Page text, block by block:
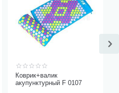
Коврик+валик
акупунктурный F 0107